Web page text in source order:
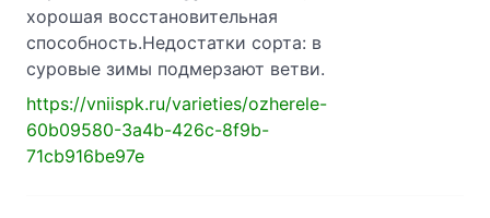
хорошая восстановительная
способность.Недостатки сорта: в
суровые зимы подмерзают ветви.
https://vniispk.ru/varieties/ozherele-
60b09580-3a4b-426c-8f9b-
71cb916be97e